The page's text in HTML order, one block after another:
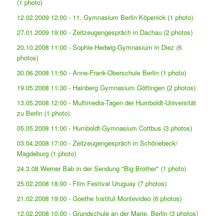
(1 photo)
12.02.2009 12:00 - 11. Gymnasium Berlin Köpenick (1 photo)
27.01.2009 19:00 - Zeitzeugengespräch in Dachau (2 photos)
20.10.2008 11:00 - Sophie-Hedwig-Gymnasium in Diez (6
photos)
30.06.2008 11:50 - Anne-Frank-Oberschule Berlin (1 photo)
19.05.2008 11:30 - Hainberg Gymnasium Göttingen (2 photos)
13.05.2008 12:00 - Multimedia-Tagen der Humboldt-Universität
zu Berlin (1 photo)
05.05.2008 11:00 - Humboldt-Gymnasium Cottbus (3 photos)
03.04.2008 17:00 - Zeitzeugengespräch in Schönebeck/
Magdeburg (1 photo)
24.3.08 Werner Bab in der Sendung "Big Brother" (1 photo)
25.02.2008 18:00 - Film Festival Uruguay (7 photos)
21.02.2008 19:00 - Goethe Institut Montevideo (6 photos)
12.02.2008 10:00 - Grundschule an der Marie, Berlin (3 photos)